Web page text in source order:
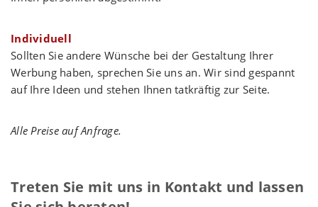
Individuell
Sollten Sie andere Wünsche bei der Gestaltung Ihrer
Werbung haben, sprechen Sie uns an. Wir sind gespannt
auf Ihre Ideen und stehen Ihnen tatkräftig zur Seite.
Alle Preise auf Anfrage.
Treten Sie mit uns in Kontakt und lassen